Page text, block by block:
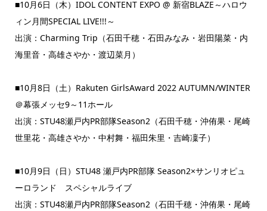
■10月6日（木）IDOL CONTENT EXPO @ 新宿BLAZE～ハロウ
ィン月間SPECIAL LIVE!!!～
出演：Charming Trip（石田千穂・石田みなみ・岩田陽菜・内
海里音・高雄さやか・渡辺菜月）
■10月8日（土）Rakuten GirlsAward 2022 AUTUMN/WINTER
＠幕張メッセ9～11ホール
出演：STU48瀬戸内PR部隊Season2（石田千穂・沖侑果・尾崎
世里花・高雄さやか・中村舞・福田朱里・吉崎凜子）
■10月9日（日）STU48 瀬戸内PR部隊 Season2×サンリオピュ
ーロランド スペシャルライブ
出演：STU48瀬戸内PR部隊Season2（石田千穂・沖侑果・尾崎